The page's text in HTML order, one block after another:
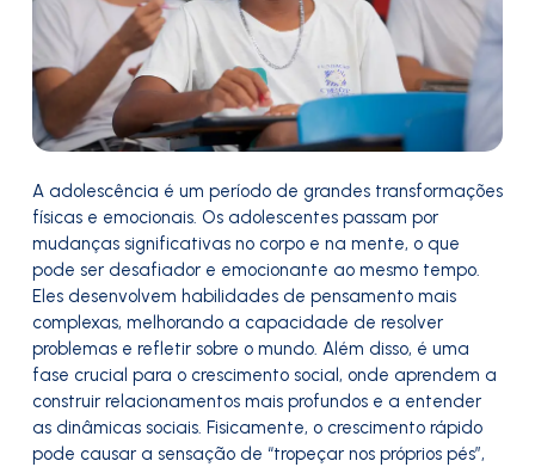
A adolescência é um período de grandes transformações
físicas e emocionais. Os adolescentes passam por
mudanças significativas no corpo e na mente, o que
pode ser desafiador e emocionante ao mesmo tempo.
Eles desenvolvem habilidades de pensamento mais
complexas, melhorando a capacidade de resolver
problemas e refletir sobre o mundo. Além disso, é uma
fase crucial para o crescimento social, onde aprendem a
construir relacionamentos mais profundos e a entender
as dinâmicas sociais. Fisicamente, o crescimento rápido
pode causar a sensação de “tropeçar nos próprios pés”,